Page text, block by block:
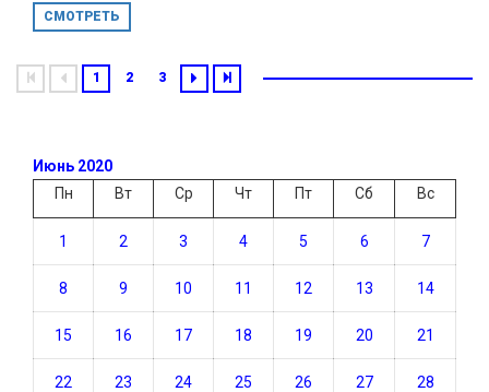
СМОТРЕТЬ
1 2 3
Июнь 2020
Пн
Вт Ср Чт Пт Сб Вс
1 2 3 4 5 6 7
8 9 10 11 12 13 14
15 16 17 18 19 20 21
22 23 24 25 26 27 28